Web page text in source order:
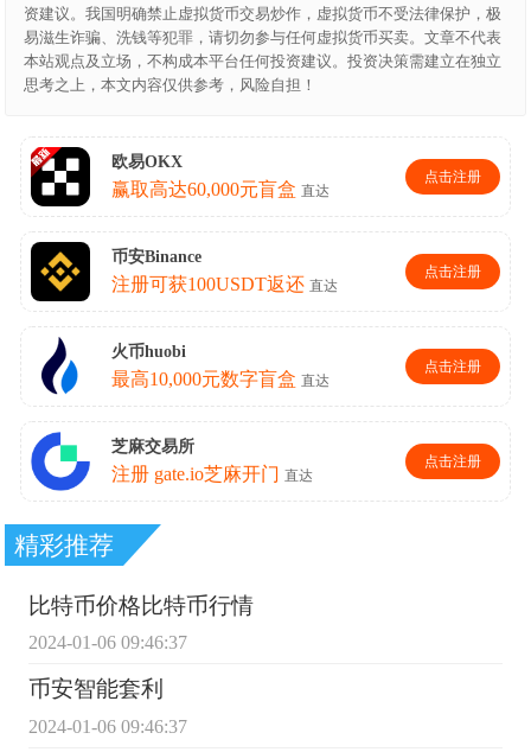
资建议。我国明确禁止虚拟货币交易炒作，虚拟货币不受法律保护，极
易滋生诈骗、洗钱等犯罪，请切勿参与任何虚拟货币买卖。文章不代表
本站观点及立场，不构成本平台任何投资建议。投资决策需建立在独立
思考之上，本文内容仅供参考，风险自担！
精彩推荐
比特币价格比特币行情
2024-01-06 09:46:37
币安智能套利
2024-01-06 09:46:37